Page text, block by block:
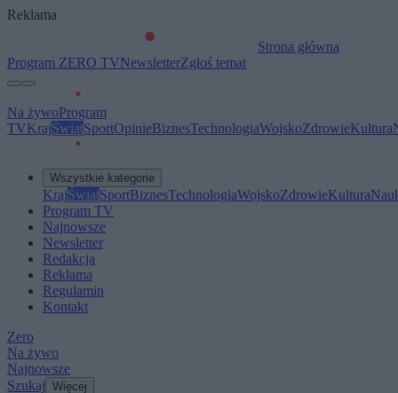
Reklama
Strona główna
Program ZERO TVNewsletterZgłoś temat
Na żywoProgram
TVKrajŚwiatSportOpinieBiznesTechnologiaWojskoZdrowieKultura
Wszystkie kategorie
KrajŚwiatSportBiznesTechnologiaWojskoZdrowieKultura
Program TV
Najnowsze
Newsletter
Redakcja
Reklama
Regulamin
Kontakt
Zero
Na żywo
Najnowsze
Szukaj Więcej